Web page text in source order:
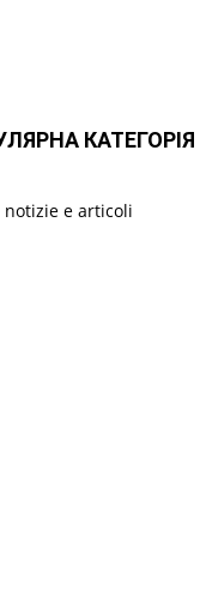
КАТЕГОРІЯ
notizie e articoli